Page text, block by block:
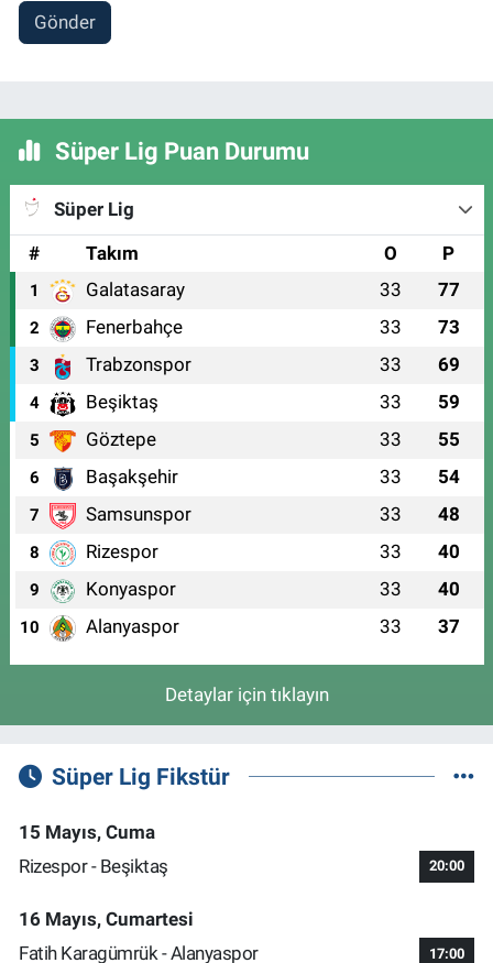
Gönder
Süper Lig Puan Durumu
Süper Lig
#
Takım O P
1 Galatasaray 33 77
2 Fenerbahçe 33 73
3 Trabzonspor 33 69
4 Beşiktaş 33 59
5 Göztepe 33 55
6 Başakşehir 33 54
7 Samsunspor 33 48
8 Rizespor 33 40
9 Konyaspor 33 40
10 Alanyaspor 33 37
Detaylar için tıklayın
Süper Lig Fikstür
15 Mayıs, Cuma
Rizespor - Beşiktaş
20:00
16 Mayıs, Cumartesi
Fatih Karagümrük - Alanyaspor
17:00